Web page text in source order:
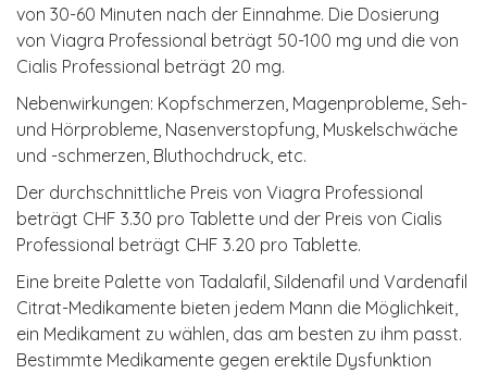
von 30-60 Minuten nach der Einnahme. Die Dosierung
von Viagra Professional beträgt 50-100 mg und die von
Cialis Professional beträgt 20 mg.
Nebenwirkungen: Kopfschmerzen, Magenprobleme, Seh-
und Hörprobleme, Nasenverstopfung, Muskelschwäche
und -schmerzen, Bluthochdruck, etc.
Der durchschnittliche Preis von Viagra Professional
beträgt CHF 3.30 pro Tablette und der Preis von Cialis
Professional beträgt CHF 3.20 pro Tablette.
Eine breite Palette von Tadalafil, Sildenafil und Vardenafil
Citrat-Medikamente bieten jedem Mann die Möglichkeit,
ein Medikament zu wählen, das am besten zu ihm passt.
Bestimmte Medikamente gegen erektile Dysfunktion